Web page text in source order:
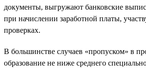
документы, выгружают банковские
при начислении заработной платы,
проверках.
В большинстве случаев «пропуском» в
образование не ниже среднего